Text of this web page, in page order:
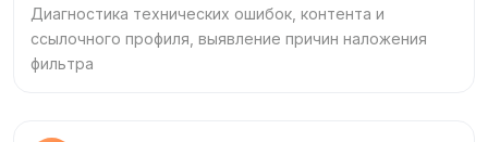
Диагностика технических ошибок, контента и
ссылочного профиля, выявление причин наложения
фильтра